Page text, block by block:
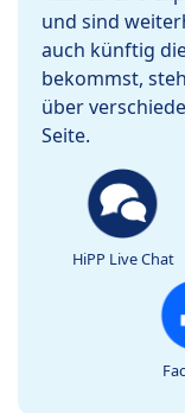
und sind
auch künftig
bekommst,
über
Seite.
HiPP Live Chat